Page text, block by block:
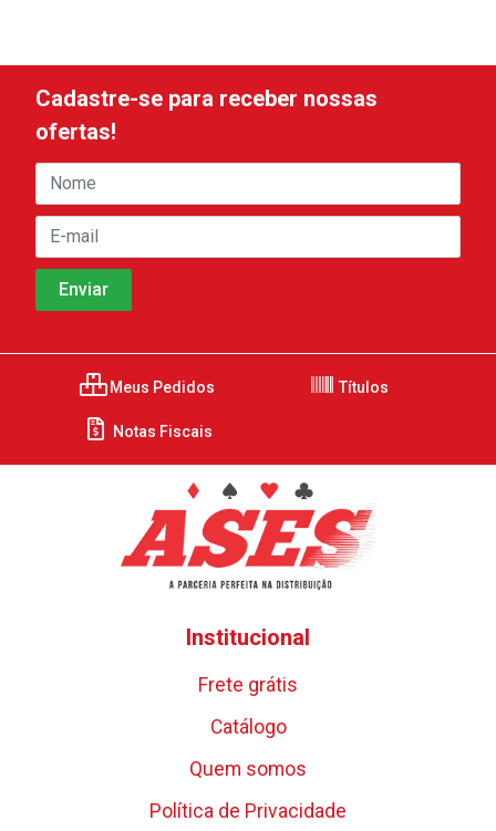
Cadastre-se para receber nossas
ofertas!
Meus Pedidos Títulos
Notas Fiscais
Institucional
Frete grátis
Catálogo
Quem somos
Política de Privacidade